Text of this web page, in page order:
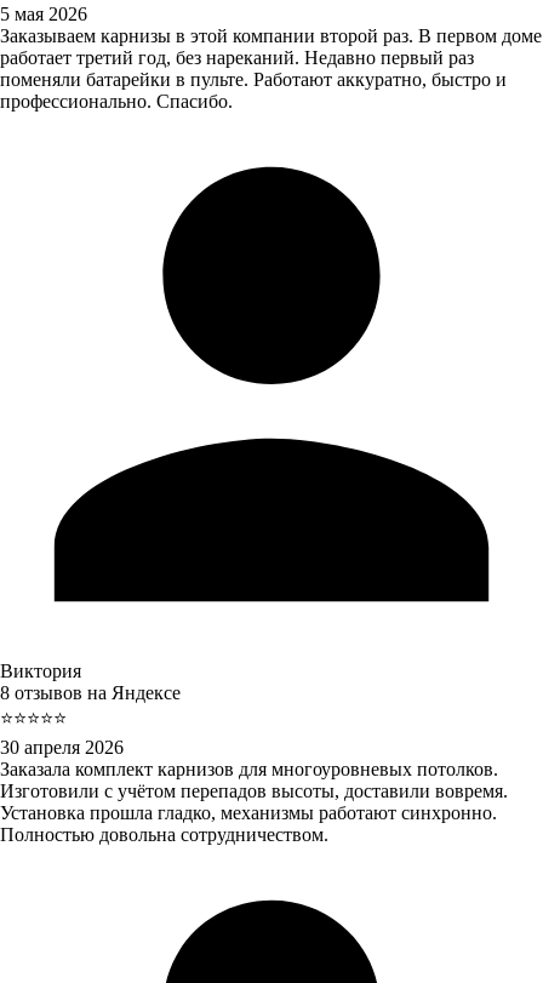
5 мая 2026
Заказываем карнизы в этой компании второй раз. В первом доме
работает третий год, без нареканий. Недавно первый раз
поменяли батарейки в пульте. Работают аккуратно, быстро и
профессионально. Спасибо.
Виктория
8 отзывов на Яндексе
⭐⭐⭐⭐⭐
30 апреля 2026
Заказала комплект карнизов для многоуровневых потолков.
Изготовили с учётом перепадов высоты, доставили вовремя.
Установка прошла гладко, механизмы работают синхронно.
Полностью довольна сотрудничеством.